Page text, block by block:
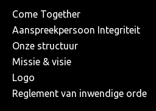
Come Together
Aanspreekpersoon Integriteit
Onze structuur
Missie & visie
Logo
Reglement van inwendige orde